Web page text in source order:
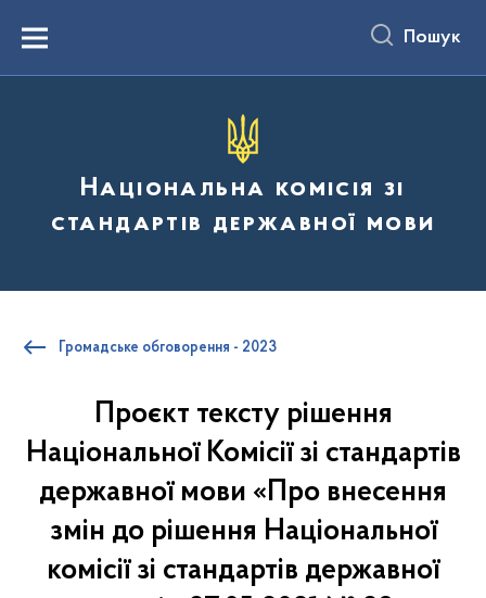
вмістуMenu Пошук
Національна комісія зі
стандартів державної мови
Громадське обговорення - 2023
Проєкт тексту рішення
Національної Комісії зі стандартів
державної мови «Про внесення
змін до рішення Національної
комісії зі стандартів державної